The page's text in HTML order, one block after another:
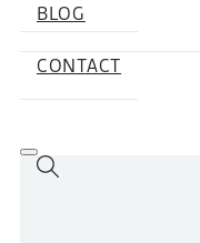
BLOG
CONTACT